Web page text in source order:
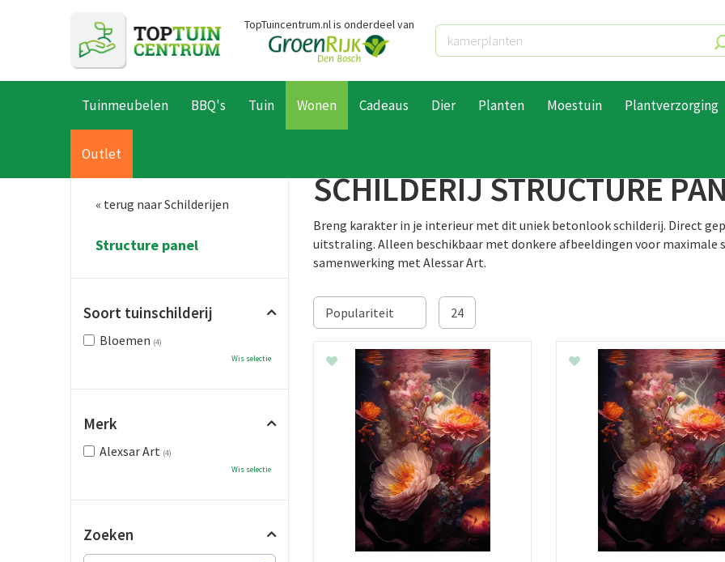
Home Producten
TopTuincentrum.nl is onderdeel van
Tuinmeubelen BBQ's Tuin Wonen Cadeaus Dier Planten Moestuin Plantverzorging
Outlet
SCHILDERIJ STRUCTURE
Breng karakter in je interieur met dit uniek betonlook schilderij. Direct
uitstraling. Alleen beschikbaar met donkere afbeeldingen voor maximale
samenwerking met Alessar Art.
« terug naar Schilderijen
Structure panel
Soort tuinschilderij
Bloemen (4)
Wis selectie
Merk
Alexsar Art (4)
Wis selectie
Zoeken